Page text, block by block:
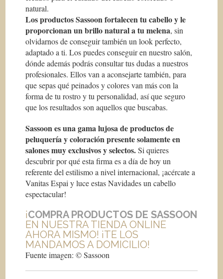
natural.
Los productos Sassoon fortalecen tu cabello y le
proporcionan un brillo natural a tu melena, sin
olvidarnos de conseguir también un look perfecto,
adaptado a ti. Los puedes conseguir en nuestro salón,
dónde además podrás consultar tus dudas a nuestros
profesionales. Ellos van a aconsejarte también, para
que sepas qué peinados y colores van más con la
forma de tu rostro y tu personalidad, así que seguro
que los resultados son aquellos que buscabas.
Sassoon es una gama lujosa de productos de
peluquería y coloración presente solamente en
salones muy exclusivos y selectos.Si quieres
descubrir por qué esta firma es a día de hoy un
referente del estilismo a nivel internacional, ¡acércate a
Vanitas Espai y luce estas Navidades un cabello
espectacular!
¡COMPRA PRODUCTOS DE SASSOON
EN NUESTRA TIENDA ONLINE
AHORA MISMO! ¡TE LOS
MANDAMOS A DOMICILIO!
Fuente imagen: © Sassoon